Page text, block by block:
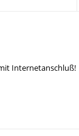
Internetanschluß!